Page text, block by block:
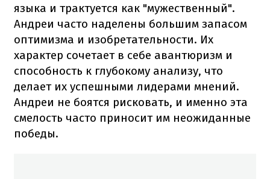
языка и трактуется как "мужественный".
Андреи часто наделены большим запасом
оптимизма и изобретательности. Их
характер сочетает в себе авантюризм и
способность к глубокому анализу, что
делает их успешными лидерами мнений.
Андреи не боятся рисковать, и именно эта
смелость часто приносит им неожиданные
победы.